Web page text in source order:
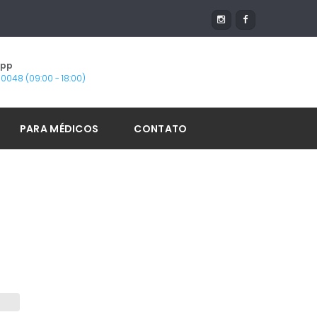
0048 (09:00 - 18:00)
PARA MÉDICOS CONTATO